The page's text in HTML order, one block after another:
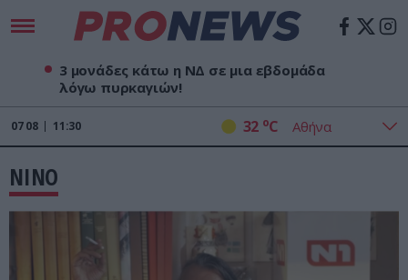
3 μονάδες κάτω η ΝΔ σε μια εβδομάδα
λόγω πυρκαγιών!
07 08 11:30 32 oC
ΝΙΝΟ